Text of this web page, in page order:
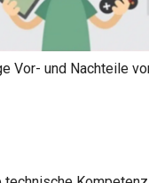
Vor- und Nachteile